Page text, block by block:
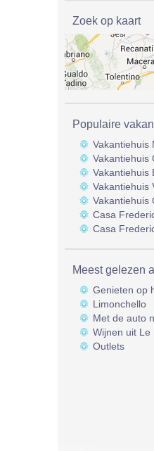
Zoek op kaart
Populaire
Vakantiehuis
Vakantiehuis
Vakantiehuis
Vakantiehuis
Vakantiehuis
Casa
Casa
Meest gelezen
Genieten op
Limonchello
Met de auto
Wijnen uit Le
Outlets